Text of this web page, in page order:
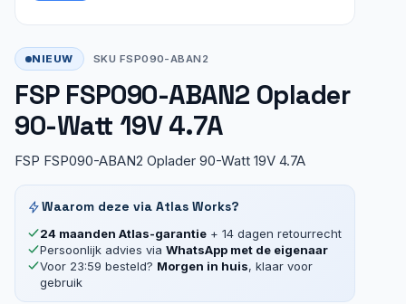
NIEUW SKU FSP090-ABAN2
FSP FSP090-ABAN2 Oplader
90-Watt 19V 4.7A
FSP FSP090-ABAN2 Oplader 90-Watt 19V 4.7A
Waarom deze via Atlas Works?
24 maanden Atlas-garantie + 14 dagen retourrecht
Persoonlijk advies via WhatsApp met de eigenaar
Voor 23:59 besteld? Morgen in huis, klaar voor
gebruik